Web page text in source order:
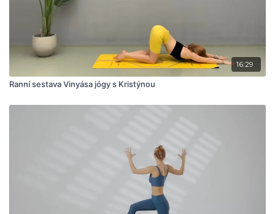
16:29
Ranní sestava Vinyása jógy s Kristýnou